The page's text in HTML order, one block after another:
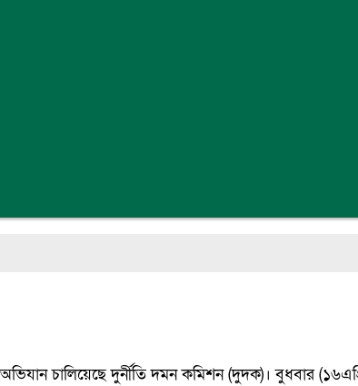
চালিয়েছে দুর্নীতি দমন কমিশন (দুদক)। বুধবার